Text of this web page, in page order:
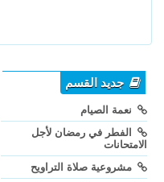
جديد القسم
نعمة الصيام
الفطر في رمضان لأجل
الامتحانات
مشروعية صلاة التراويح